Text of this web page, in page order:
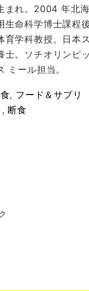
まれ。2004 年北
生命科学博士課程
育学科教授。日本
士。ソチオリンピ
ミール担当。
, フード＆サプリ
, 断食